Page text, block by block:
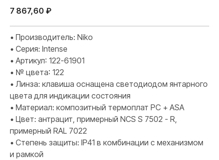
7 867,60 ₽
• Производитель: Niko
• Серия: Intense
• Артикул: 122-61901
• № цвета: 122
• Линза: клавиша оснащена светодиодом янтарного
цвета для индикации состояния
• Материал: композитный термоплат PC + ASA
• Цвет: антрацит, примерный NCS S 7502 - R,
примерный RAL 7022
• Степень защиты: IP41 в комбинации с механизмом
и рамкой